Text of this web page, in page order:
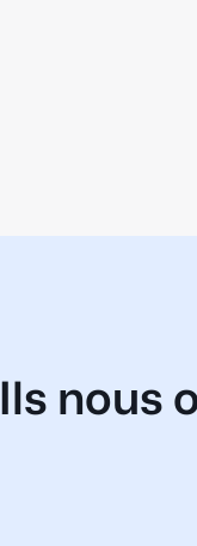
Ils nous